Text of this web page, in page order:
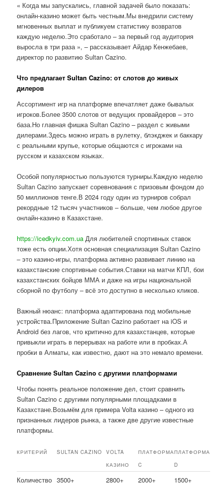
« Когда мы запускались, главной задачей было показать:
онлайн-казино может быть честным.Мы внедрили систему
мгновенных выплат и публикуем статистику возвратов
каждую неделю.Это сработало – за первый год аудитория
выросла в три раза », – рассказывает Айдар Кенжебаев,
директор по развитию Sultan Cazino.
Что предлагает Sultan Cazino: от слотов до живых
дилеров
Ассортимент игр на платформе впечатляет даже бывалых
игроков.Более 3500 слотов от ведущих провайдеров – это
база.Но главная фишка Sultan Cazino – раздел с живыми
дилерами.Здесь можно играть в рулетку, блэкджек и баккару
с реальными крупье, которые общаются с игроками на
русском и казахском языках.
Особой популярностью пользуются турниры.Каждую неделю
Sultan Cazino запускает соревнования с призовым фондом до
50 миллионов тенге.В 2024 году один из турниров собрал
рекордные 12 тысяч участников – больше, чем любое другое
онлайн-казино в Казахстане.
https://icedkyiv.com.ua Для любителей спортивных ставок
тоже есть опции.Хотя основная специализация Sultan Cazino
– это казино-игры, платформа активно развивает линию на
казахстанские спортивные события.Ставки на матчи КПЛ, бои
казахстанских бойцов ММА и даже на игры национальной
сборной по футболу – всё это доступно в несколько кликов.
Важный нюанс: платформа адаптирована под мобильные
устройства.Приложение Sultan Cazino работает на iOS и
Android без лагов, что критично для казахстанцев, которые
привыкли играть в перерывах на работе или в пробках.А
пробки в Алматы, как известно, дают на это немало времени.
Сравнение Sultan Cazino с другими платформами
Чтобы понять реальное положение дел, стоит сравнить
Sultan Cazino с другими популярными площадками в
Казахстане.Возьмём для примера Volta казино – одного из
признанных лидеров рынка, а также две другие известные
платформы.
КРИТЕРИЙ SULTAN CAZINO
VOLTA
КАЗИНО
ПЛАТФОРМА
C
ПЛАТФОРМА
D
Количество 3500+ 2800+ 2000+ 1500+